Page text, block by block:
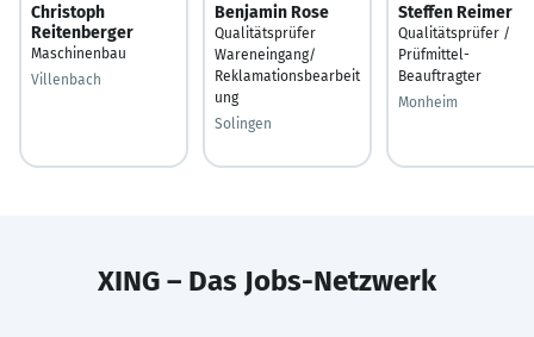
Christoph
Reitenberger
Maschinenbau
Villenbach
Benjamin Rose
Qualitätsprüfer
Wareneingang/
Reklamationsbearbeit
ung
Solingen
Steffen Reimer
Qualitätsprüfer /
Prüfmittel-
Beauftragter
Monheim
XING – Das Jobs-Netzwerk